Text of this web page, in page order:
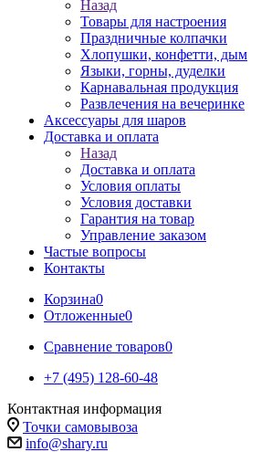
Назад
Товары для настроения
Праздничные колпачки
Хлопушки, конфетти, дым
Языки, горны, дуделки
Карнавальная продукция
Развлечения на вечеринке
Аксессуары для шаров
Доставка и оплата
Назад
Доставка и оплата
Условия оплаты
Условия доставки
Гарантия на товар
Управление заказом
Частые вопросы
Контакты
Корзина0
Отложенные0
Сравнение товаров0
+7 (495) 128-60-48
Контактная информация
Точки самовывоза
info@shary.ru